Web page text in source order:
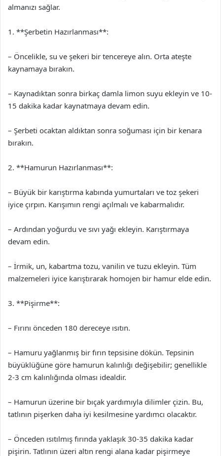
almanızı sağlar.
1. **Şerbetin Hazırlanması**:
– Öncelikle, su ve şekeri bir tencereye alın. Orta ateşte
kaynamaya bırakın.
– Kaynadıktan sonra birkaç damla limon suyu ekleyin ve 10-
15 dakika kadar kaynatmaya devam edin.
– Şerbeti ocaktan aldıktan sonra soğuması için bir kenara
bırakın.
2. **Hamurun Hazırlanması**:
– Büyük bir karıştırma kabında yumurtaları ve toz şekeri
iyice çırpın. Karışımın rengi açılmalı ve kabarmalıdır.
– Ardından yoğurdu ve sıvı yağı ekleyin. Karıştırmaya
devam edin.
– İrmik, un, kabartma tozu, vanilin ve tuzu ekleyin. Tüm
malzemeleri iyice karıştırarak homojen bir hamur elde edin.
3. **Pişirme**:
– Fırını önceden 180 dereceye ısıtın.
– Hamuru yağlanmış bir fırın tepsisine dökün. Tepsinin
büyüklüğüne göre hamurun kalınlığı değişebilir; genellikle
2-3 cm kalınlığında olması idealdir.
– Hamurun üzerine bir bıçak yardımıyla dilimler çizin. Bu,
tatlının pişerken daha iyi kesilmesine yardımcı olacaktır.
– Önceden ısıtılmış fırında yaklaşık 30-35 dakika kadar
pişirin. Tatlının üzeri altın rengi alana kadar pişirmeye